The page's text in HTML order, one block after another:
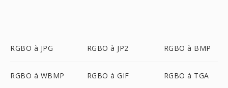
RGBO à JPG RGBO à JP2 RGBO à BMP
RGBO à WBMP RGBO à GIF RGBO à TGA